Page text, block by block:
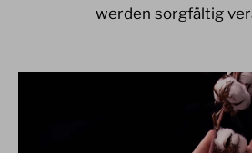
werden sorgfältig